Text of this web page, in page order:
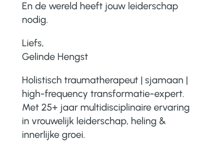
En de wereld heeft jouw leiderschap
nodig.
Liefs,
Gelinde Hengst
Holistisch traumatherapeut | sjamaan |
high-frequency transformatie-expert.
Met 25+ jaar multidisciplinaire ervaring
in vrouwelijk leiderschap, heling &
innerlijke groei.